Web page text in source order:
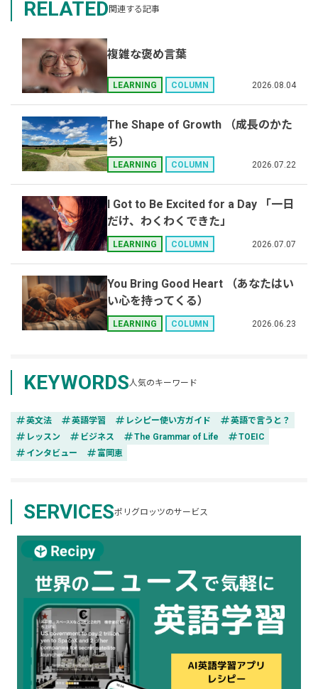
RELATED 関連する記事
複雑な褒め言葉
LEARNING COLUMN 2026.08.04
The Shape of Growth （成長のかた
ち）
LEARNING COLUMN 2026.07.22
I Got to Be Excited for a Day 「一日
だけ、わくわくできた」
LEARNING COLUMN 2026.07.07
You Bring Good Heart （あなたはい
い心を持ってくる）
LEARNING COLUMN 2026.06.23
KEYWORDS 人気のキーワード
tag英文法 tag英語学習 tag レシピー使い方ガイド tag英語で言うと？
tag レッスン tag ビジネス tagThe Grammar of Life tagTOEIC
tag インタビュー tag富岡恵
SERVICESポリグロッツのサービス